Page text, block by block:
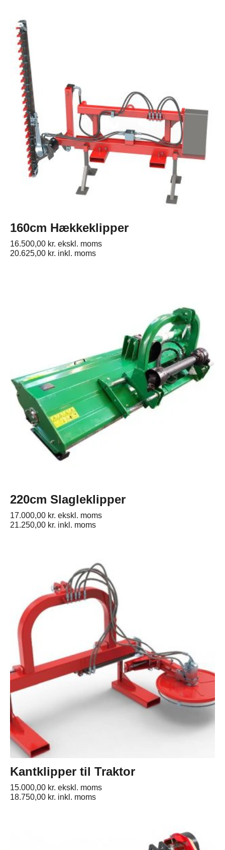
160cm Hækkeklipper
16.500,00 kr. ekskl. moms
20.625,00 kr. inkl. moms
220cm Slagleklipper
17.000,00 kr. ekskl. moms
21.250,00 kr. inkl. moms
Kantklipper til Traktor
15.000,00 kr. ekskl. moms
18.750,00 kr. inkl. moms